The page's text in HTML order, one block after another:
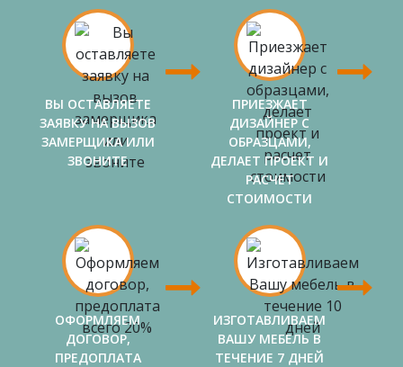
ВЫ ОСТАВЛЯЕТЕ
ЗАЯВКУ НА ВЫЗОВ
ЗАМЕРЩИКА ИЛИ
ЗВОНИТЕ
ПРИЕЗЖАЕТ
ДИЗАЙНЕР С
ОБРАЗЦАМИ,
ДЕЛАЕТ ПРОЕКТ И
РАСЧЕТ
СТОИМОСТИ
ОФОРМЛЯЕМ
ДОГОВОР,
ПРЕДОПЛАТА
ИЗГОТАВЛИВАЕМ
ВАШУ МЕБЕЛЬ В
ТЕЧЕНИЕ 7 ДНЕЙ